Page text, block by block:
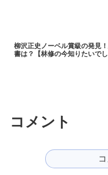
柳沢正史ノーベル賞級の発見
書は？【林修の今知りたいでし
コメント